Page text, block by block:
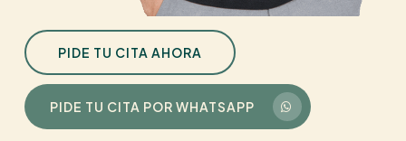
PIDE TU CITA AHORA
PIDE TU CITA POR WHATSAPP